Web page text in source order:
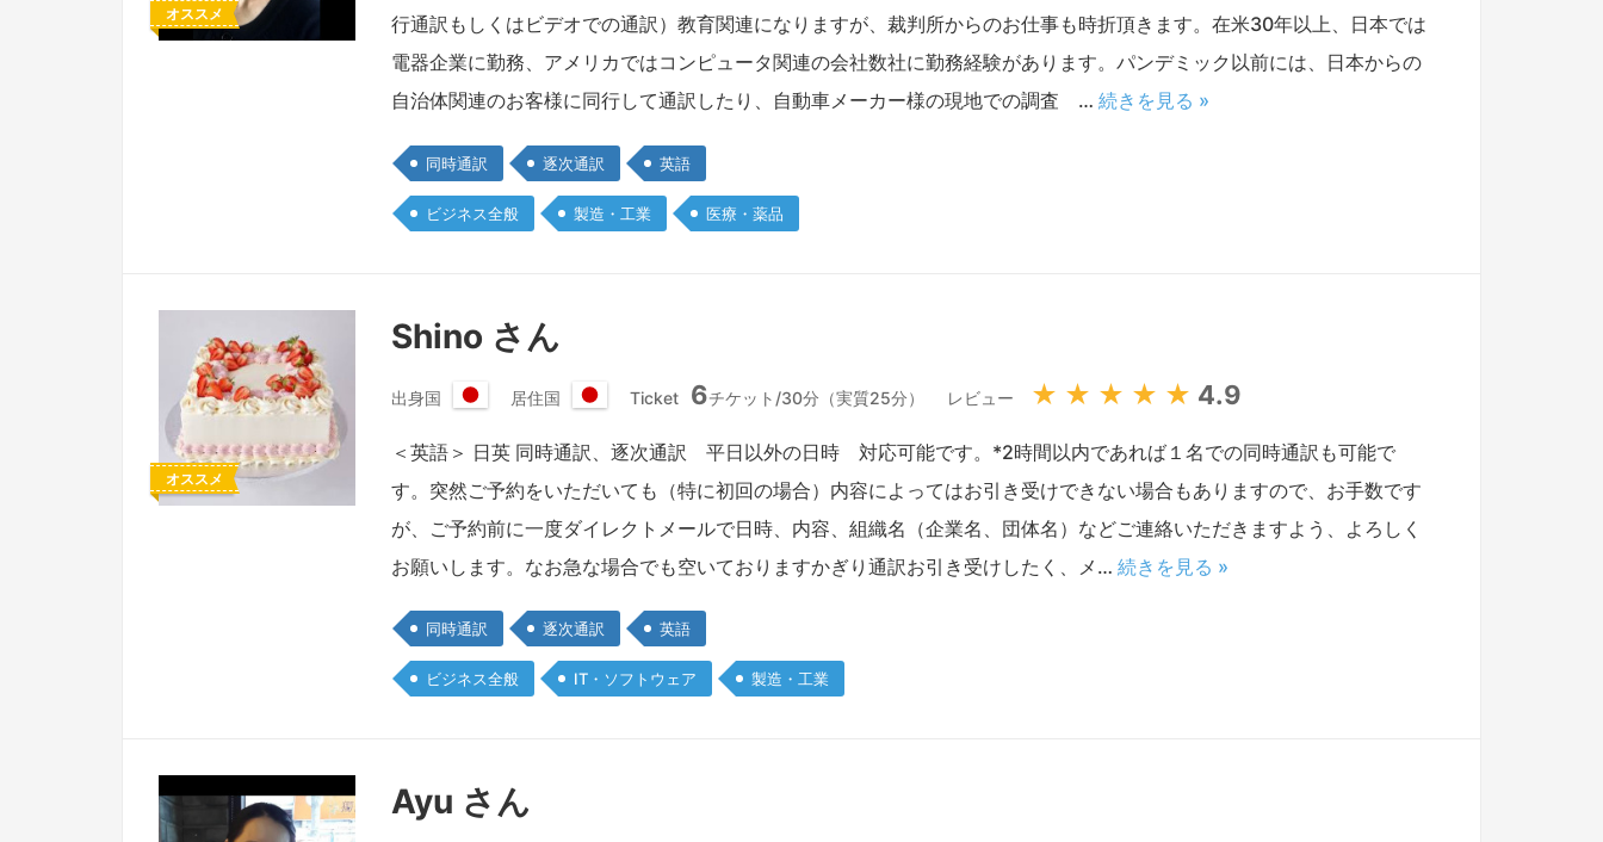
オススメ
カ
合
衆
国
行通訳もしくはビデオでの通訳）教育関連になりますが、裁判所からのお仕事も時折頂きます。在米30年以上、日本では
電器企業に勤務、アメリカではコンピュータ関連の会社数社に勤務経験があります。パンデミック以前には、日本からの
自治体関連のお客様に同行して通訳したり、自動車メーカー様の現地での調査 … 続きを見る »
同時通訳 逐次通訳 英語
ビジネス全般 製造・工業 医療・薬品
オススメ
Shino さん
出身国
本
国
居住国
本
Ticket 6チケット/30分（実質25分） レビュー ★ ★ ★ ★ ★ 4.9
＜英語＞ 日英 同時通訳、逐次通訳 平日以外の日時 対応可能です。*2時間以内であれば１名での同時通訳も可能で
す。突然ご予約をいただいても（特に初回の場合）内容によってはお引き受けできない場合もありますので、お手数です
が、ご予約前に一度ダイレクトメールで日時、内容、組織名（企業名、団体名）などご連絡いただきますよう、よろしく
お願いします。なお急な場合でも空いておりますかぎり通訳お引き受けしたく、メ… 続きを見る »
同時通訳 逐次通訳 英語
ビジネス全般 IT・ソフトウェア 製造・工業
Ayu さん